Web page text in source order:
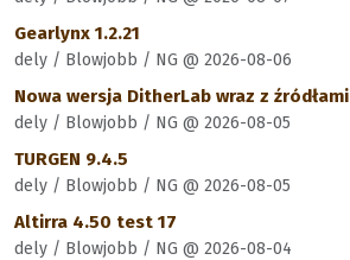
Gearlynx 1.2.21
dely / Blowjobb / NG @ 2026-08-06
Nowa wersja DitherLab wraz z źródłami
dely / Blowjobb / NG @ 2026-08-05
TURGEN 9.4.5
dely / Blowjobb / NG @ 2026-08-05
Altirra 4.50 test 17
dely / Blowjobb / NG @ 2026-08-04